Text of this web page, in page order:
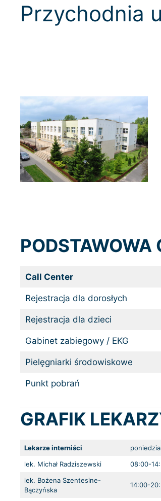
Przychodnia
PODSTAWOWA
Call
Rejestracja dla dorosłych
Rejestracja dla dzieci
Gabinet zabiegowy / EKG
Pielęgniarki środowiskowe
Punkt pobrań
GRAFIK
Lekarze interniści
lek. Michał Radziszewski
08:00-
lek. Bożena Szentesine-
Bączyńska
14:00-